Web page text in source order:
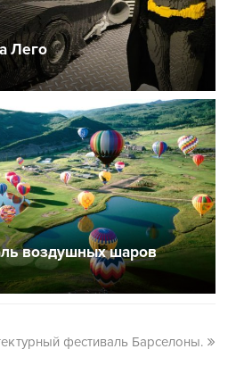
Лего
воздушных шаров
фестиваль Барселоны.